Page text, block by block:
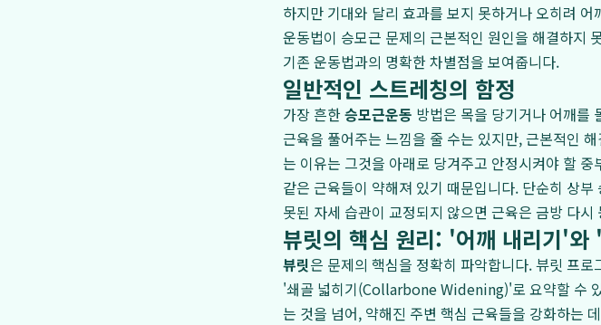
하지만 기대와 달리 효과를 보지 못하거나 오히려
운동법이 승모근 문제의 근본적인 원인을 해결하지
기존 운동법과의 명확한 차별점을 보여줍니다.
일반적인 스트레칭의 함정
가장 흔한승모근운동 방법은 목을 당기거나 어깨를
근육을 풀어주는 느낌을 줄 수는 있지만, 근본적인
는 이유는 그것을 아래로 당겨주고 안정시켜야 할
같은 근육들이 약해져 있기 때문입니다. 단순히 상
못된 자세 습관이 교정되지 않으면 근육은 금방 다시
뷰릿의 핵심 원리: '어깨 내리기'와
뷰릿은 문제의 핵심을 정확히 파악합니다. 뷰릿 프
'쇄골 넓히기(Collarbone Widening)'로 요약할 수
는 것을 넘어, 약해진 주변 핵심 근육들을 강화하는